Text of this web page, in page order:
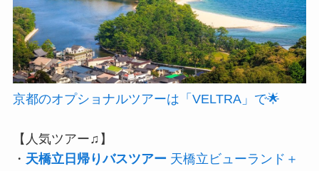
京都のオプショナルツアーは「VELTRA」で🌟
【人気ツアー♫】
・ 天橋立日帰りバスツアー天橋立ビューランド＋